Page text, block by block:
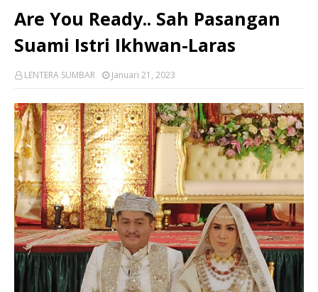
Are You Ready.. Sah Pasangan
Suami Istri Ikhwan-Laras
LENTERA SUMBAR Januari 21, 2023